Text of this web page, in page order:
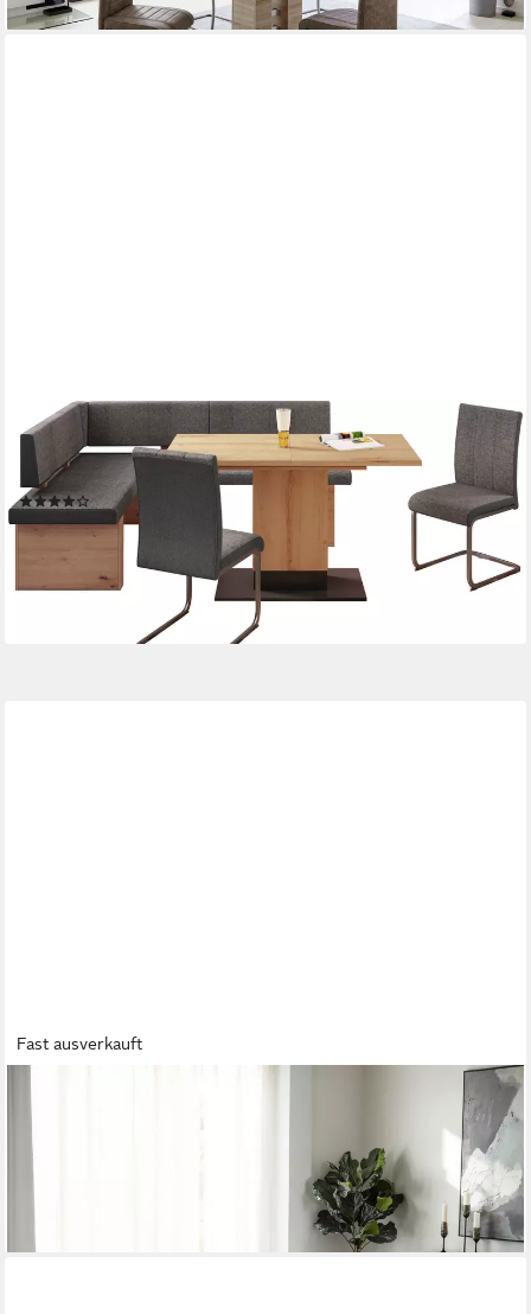
HELA
Essgruppe BERKEL, (4-tlg),
Synchronauszug;Säulentisch;beidseitig montierbar;Schwinger
(2)
826,93 € UVP1.499,99 €
lieferbar - in 9-11 Werktagen bei dir
Fast ausverkauft
Essgruppe ELBE, (Set, 5-tlg), Essgruppe, Säulentisch, 4-
Fußstuhl 360° drehbar, Vintage Optik